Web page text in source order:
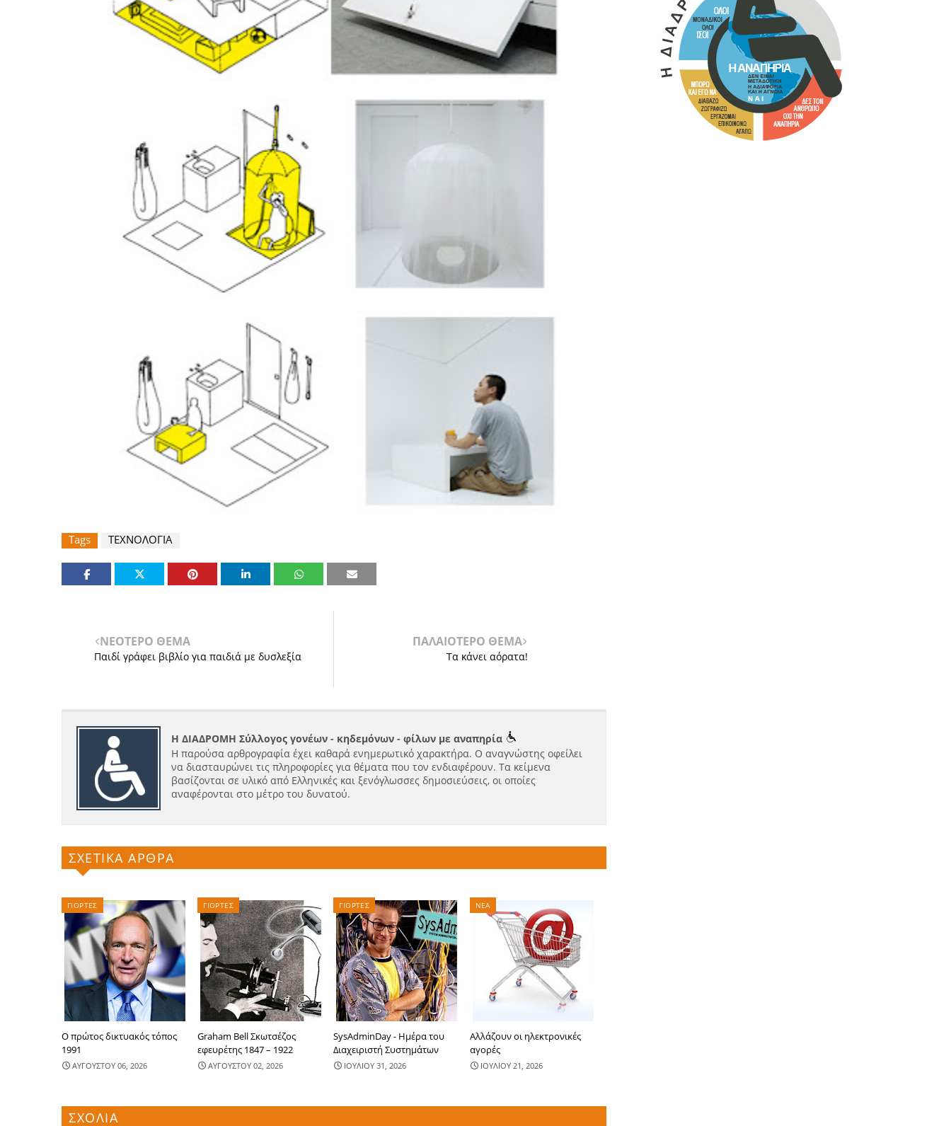
Tags ΤΕΧΝΟΛΟΓΙΑ
ΝΕΟΤΕΡΟ ΘΕΜΑ
Παιδί γράφει βιβλίο για παιδιά με δυσλεξία
ΠΑΛΑΙΟΤΕΡΟ ΘΕΜΑ
Τα κάνει αόρατα!
Η ΔΙΑΔΡΟΜΗ Σύλλογος γονέων - κηδεμόνων - φίλων με αναπηρία
Η παρούσα αρθρογραφία έχει καθαρά ενημερωτικό χαρακτήρα. Ο αναγνώστης οφείλει
να διασταυρώνει τις πληροφορίες για θέματα που τον ενδιαφέρουν. Τα κείμενα
βασίζονται σε υλικό από Ελληνικές και ξενόγλωσσες δημοσιεύσεις, οι οποίες
αναφέρονται στο μέτρο του δυνατού.
ΣΧΕΤΙΚΑ ΑΡΘΡΑ
ΓΙΟΡΤΕΣ
Ο πρώτος δικτυακός τόπος
1991
ΑΥΓΟΥΣΤΟΥ 06, 2026
ΓΙΟΡΤΕΣ
Graham Bell Σκωτσέζος
εφευρέτης 1847 – 1922
ΑΥΓΟΥΣΤΟΥ 02, 2026
ΓΙΟΡΤΕΣ
SysAdminDay - Ημέρα του
Διαχειριστή Συστημάτων
ΙΟΥΛΙΟΥ 31, 2026
ΝΕΑ
Αλλάζουν οι ηλεκτρονικές
αγορές
ΙΟΥΛΙΟΥ 21, 2026
ΣΧΟΛΙΑ